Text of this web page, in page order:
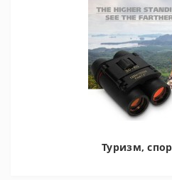
Туризм,